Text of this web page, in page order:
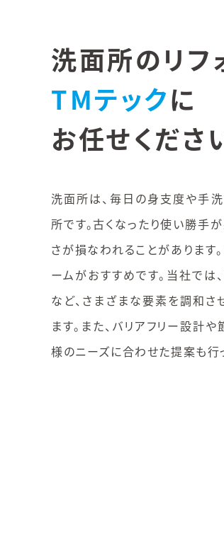
洗面所のリフ
TMテックに
お任せくださ
洗面所は、毎日の身支度や手
所です。古くなったり使い勝手
さが損なわれることがあります
ームがおすすめです。当社では
など、さまざまな要素を調和さ
ます。また、バリアフリー設計
様のニーズに合わせた提案も行